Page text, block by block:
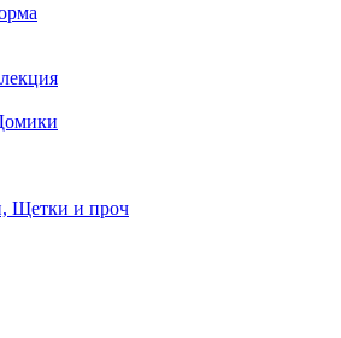
Щетки и проч